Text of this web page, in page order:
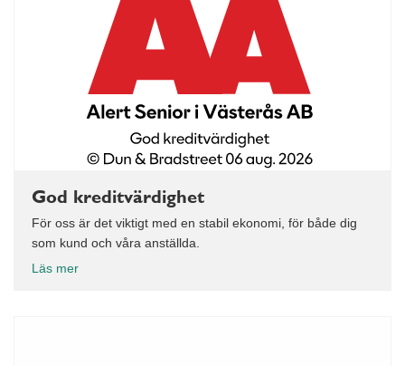
God kreditvärdighet
För oss är det viktigt med en stabil ekonomi, för både dig
som kund och våra anställda.
Läs mer